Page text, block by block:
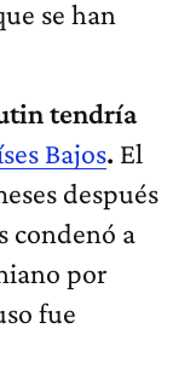
se han
tendría
Bajos. El
después
condenó a
por
fue